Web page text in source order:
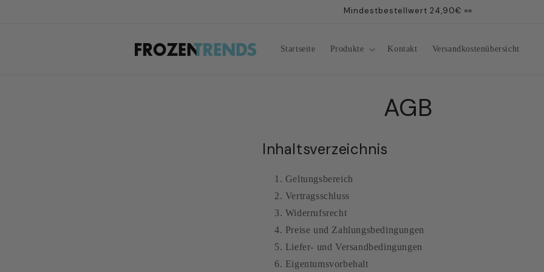
Mindestbestellwert 24,90€ 👀
Startseite Produkte Kontakt Versandkostenübersicht
AGB
Inhaltsverzeichnis
Geltungsbereich
Vertragsschluss
Widerrufsrecht
Preise und Zahlungsbedingungen
Liefer- und Versandbedingungen
Eigentumsvorbehalt